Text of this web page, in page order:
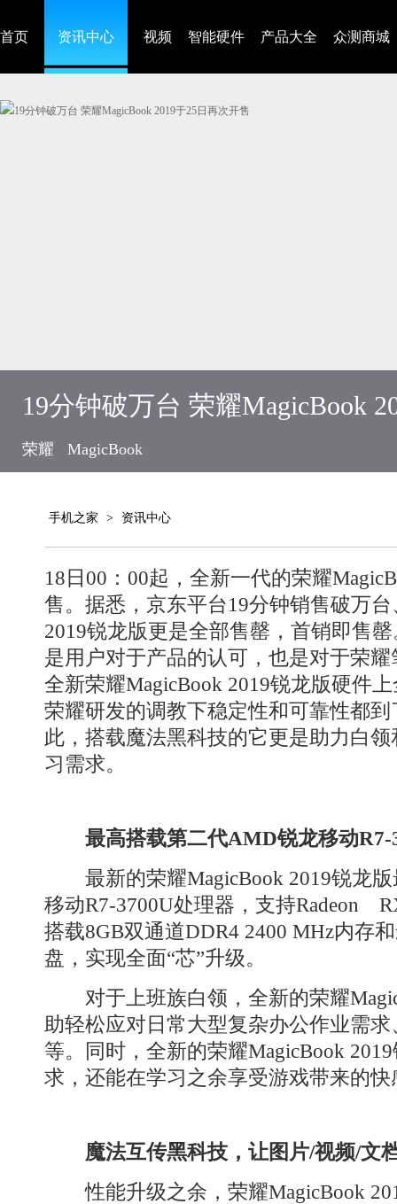
首页 资讯中心 视频 智能硬件 产品大全 众测商城
19分钟破万台 荣耀MagicBook
荣耀 MagicBook
手机之家 > 资讯中心
18日00：00起，全新一代的荣耀
售。据悉，京东平台19分钟销售破万
2019锐龙版更是全部售罄，首销即售
是用户对于产品的认可，也是对于荣
全新荣耀MagicBook 2019锐龙版硬件
荣耀研发的调教下稳定性和可靠性都
此，搭载魔法黑科技的它更是助力白
习需求。
最高搭载第二代AMD锐龙移动R7-
最新的荣耀MagicBook 2019锐龙版
移动R7-3700U处理器，支持Radeon
搭载8GB双通道DDR4 2400 MHz内存
盘，实现全面“芯”升级。
对于上班族白领，全新的荣耀
助轻松应对日常大型复杂办公作业需
等。同时，全新的荣耀MagicBook
求，还能在学习之余享受游戏带来的快
魔法互传黑科技，让图片/视频/文
性能升级之余，荣耀MagicBook